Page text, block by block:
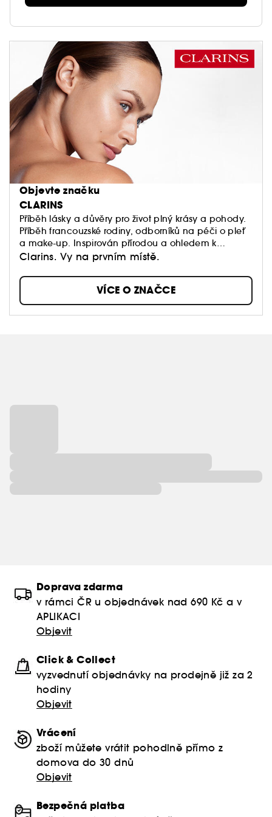
Objevte značku
CLARINS
Příběh lásky a důvěry pro život plný krásy a pohody.
Příběh francouzské rodiny, odborníků na péči o pleť
a make-up. Inspirován přírodou a ohledem k
planetě. Naslouchá vám a přináší přizpůsobivé
Clarins. Vy na prvním místě.
VÍCE O ZNAČCE
Doprava zdarma
v rámci ČR u objednávek nad 690 Kč a v
APLIKACI
Objevit
Click & Collect
vyzvednutí objednávky na prodejně již za 2
hodiny
Objevit
Vrácení
zboží můžete vrátit pohodlně přímo z
domova do 30 dnů
Objevit
Bezpečná platba